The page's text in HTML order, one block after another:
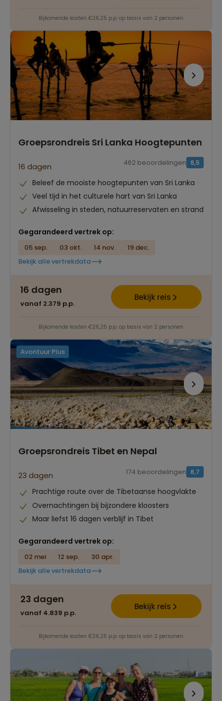
Bijkomende kosten €26,25 p.p. op basis van 2 personen
Groepsrondreis Sri Lanka Hoogtepunten
16 dagen 8,5
462 beoordelingen
Beleef de mooiste hoogtepunten van Sri Lanka
Veel tijd in het culturele hart van Sri Lanka
Afwisseling in steden, natuurreservaten en strand
Gegarandeerd vertrek op:
05 sep. 03 okt. 14 nov.
19 dec.
Bekijk alle vertrekdata
16 dagen
vanaf 2.379 p.p.
Bekijk reis
Bijkomende kosten €26,25 p.p. op basis van 2 personen
Avontuur Plus
Groepsrondreis Tibet en Nepal
23 dagen 8,7
174 beoordelingen
Prachtige route over de Tibetaanse hoogvlakte
Overnachtingen bij bijzondere kloosters
Maar liefst 16 dagen verblijf in Tibet
Gegarandeerd vertrek op:
02 mei 12 sep.
30 apr.
Bekijk alle vertrekdata
23 dagen
vanaf 4.839 p.p.
Bekijk reis
Bijkomende kosten €26,25 p.p. op basis van 2 personen